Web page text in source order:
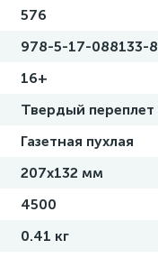
576
978-5-17-088133-8
16+
Твердый переплет
Газетная пухлая
207x132 мм
4500
0.41 кг